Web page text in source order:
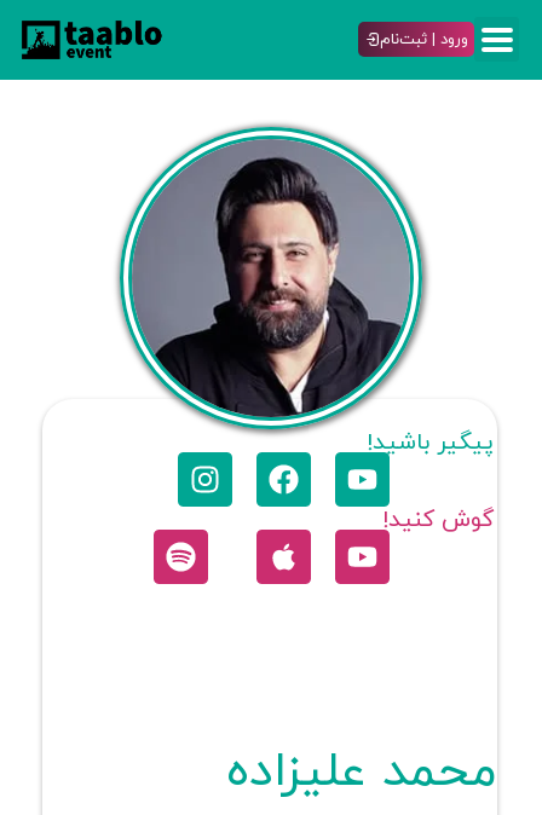
ورود | ثبت‌نام
پیگیر باشید!
گوش کنید!
محمد علیزاده